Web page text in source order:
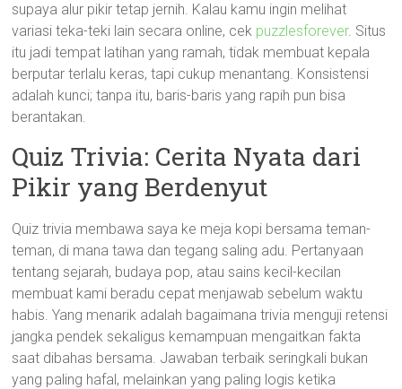
supaya alur pikir tetap jernih. Kalau kamu ingin melihat
variasi teka-teki lain secara online, cek puzzlesforever. Situs
itu jadi tempat latihan yang ramah, tidak membuat kepala
berputar terlalu keras, tapi cukup menantang. Konsistensi
adalah kunci; tanpa itu, baris-baris yang rapih pun bisa
berantakan.
Quiz Trivia: Cerita Nyata dari
Pikir yang Berdenyut
Quiz trivia membawa saya ke meja kopi bersama teman-
teman, di mana tawa dan tegang saling adu. Pertanyaan
tentang sejarah, budaya pop, atau sains kecil-kecilan
membuat kami beradu cepat menjawab sebelum waktu
habis. Yang menarik adalah bagaimana trivia menguji retensi
jangka pendek sekaligus kemampuan mengaitkan fakta
saat dibahas bersama. Jawaban terbaik seringkali bukan
yang paling hafal, melainkan yang paling logis ketika